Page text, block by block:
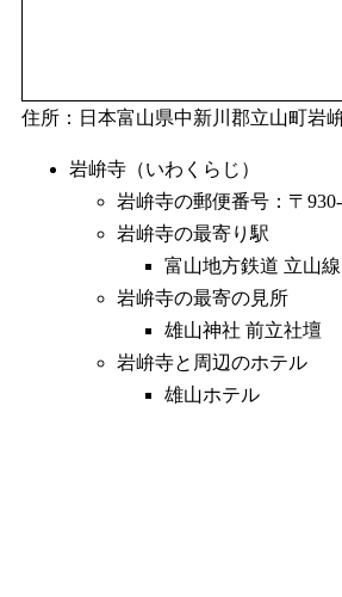
住所：日本富山県中新川郡立山町岩
岩峅寺（いわくらじ）
岩峅寺の郵便番号：〒
岩峅寺の最寄り駅
富山地方鉄道 立山
岩峅寺の最寄の見所
雄山神社 前立社壇
岩峅寺と周辺のホテル
雄山ホテル